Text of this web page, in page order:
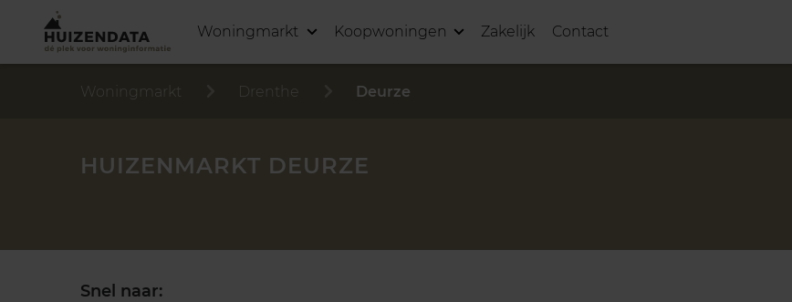
Woningmarkt Koopwoningen Zakelijk Contact
Woningmarkt Drenthe Deurze
HUIZENMARKT DEURZE
Snel naar: